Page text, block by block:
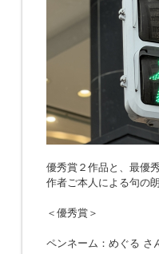
優秀賞２作品と、最優
作者ご本人による句の
＜優秀賞＞
ペンネーム：めぐる